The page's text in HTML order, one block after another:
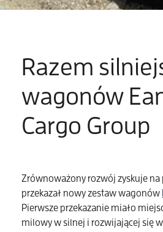
Razem
wagonów
Cargo Group
Zrównoważony rozwój zyskuje na
przekazał nowy zestaw wagonów
Pierwsze przekazanie miało
milowy w silnej i rozwijającej się